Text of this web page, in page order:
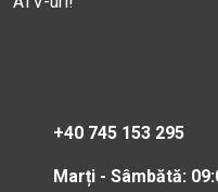
+40 745 153 295
Marți - Sâmbătă: